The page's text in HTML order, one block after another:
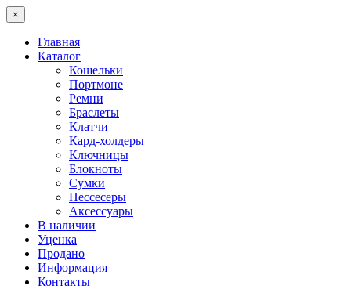
×
Главная
Каталог
Кошельки
Портмоне
Ремни
Браслеты
Клатчи
Кард-холдеры
Ключницы
Блокноты
Сумки
Нессесеры
Аксессуары
В наличии
Уценка
Продано
Информация
Контакты